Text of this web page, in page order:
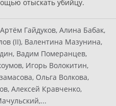
отыскать убийцу.
Гайдуков, Алина Бабак,
(II), Валентина Мазунина,
Вадим Померанцев,
Игорь Волокитин,
Ольга Волкова,
Алексей Кравченко,